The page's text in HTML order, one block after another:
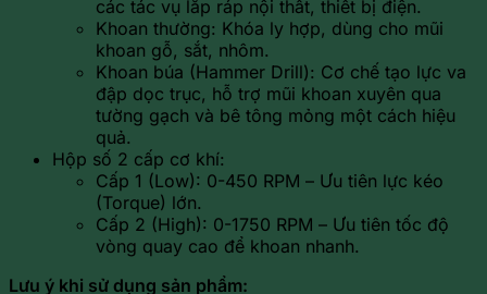
các tác vụ lắp ráp nội thất, thiết bị điện.
Khoan thường: Khóa ly hợp, dùng cho mũi
khoan gỗ, sắt, nhôm.
Khoan búa (Hammer Drill): Cơ chế tạo lực va
đập dọc trục, hỗ trợ mũi khoan xuyên qua
tường gạch và bê tông mỏng một cách hiệu
quả.
Hộp số 2 cấp cơ khí:
Cấp 1 (Low): 0-450 RPM – Ưu tiên lực kéo
(Torque) lớn.
Cấp 2 (High): 0-1750 RPM – Ưu tiên tốc độ
vòng quay cao để khoan nhanh.
Lưu ý khi sử dụng sản phẩm: